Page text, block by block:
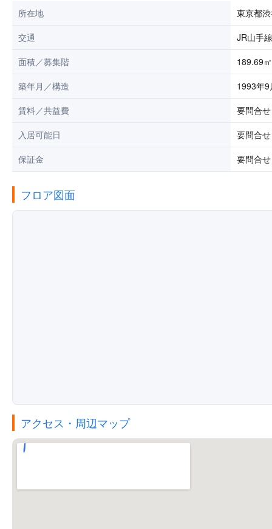
所在地
東京都
交通
JR山手
面積／募集階
189.69
築年月／構造
1993年
賃料／共益費
要問合
入居可能日
要問合せ
保証金
要問合せ
フロア図面
アクセス・周辺マップ